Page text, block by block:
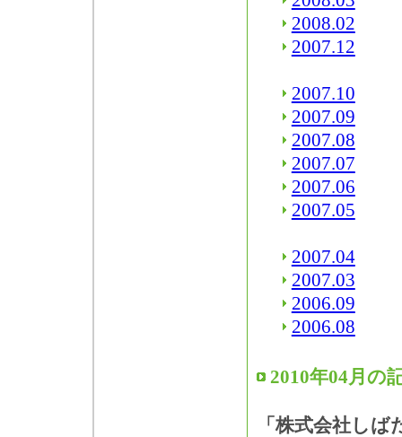
2008.02
2007.12
2007.10
2007.09
2007.08
2007.07
2007.06
2007.05
2007.04
2007.03
2006.09
2006.08
2010年04月の
「株式会社し